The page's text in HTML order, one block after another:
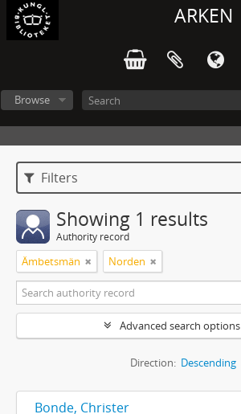
ARKEN
Browse
Filters
Showing 1 results
Authority record
Ämbetsmän Norden
Advanced search options
Direction: Descending
Bonde, Christer